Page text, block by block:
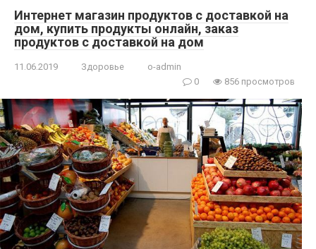
Интернет магазин продуктов с доставкой на
дом, купить продукты онлайн, заказ
продуктов с доставкой на дом
11.06.2019 Здоровье
o-admin
0
856 просмотров